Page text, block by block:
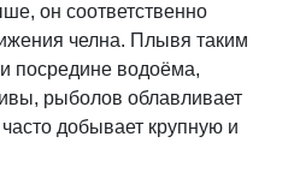
он соответственно
челна. Плывя таким
посредине водоёма,
рыболов облавливает
добывает крупную и